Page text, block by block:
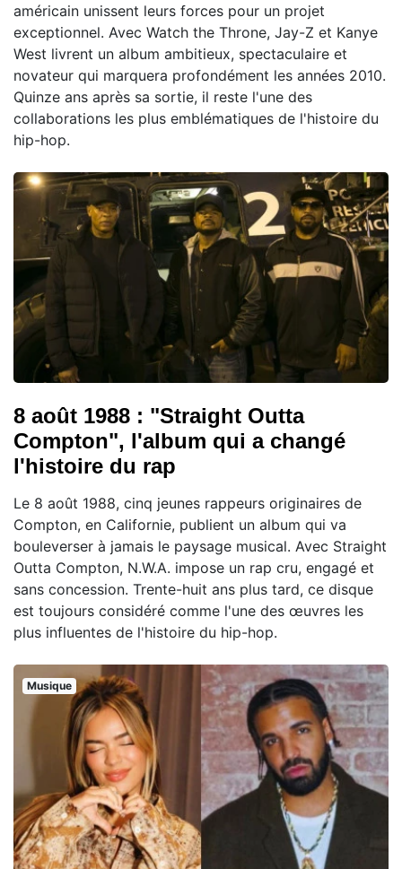
américain unissent leurs forces pour un projet
exceptionnel. Avec Watch the Throne, Jay-Z et Kanye
West livrent un album ambitieux, spectaculaire et
novateur qui marquera profondément les années 2010.
Quinze ans après sa sortie, il reste l'une des
collaborations les plus emblématiques de l'histoire du
hip-hop.
8 août 1988 : "Straight Outta
Compton", l'album qui a changé
l'histoire du rap
Le 8 août 1988, cinq jeunes rappeurs originaires de
Compton, en Californie, publient un album qui va
bouleverser à jamais le paysage musical. Avec Straight
Outta Compton, N.W.A. impose un rap cru, engagé et
sans concession. Trente-huit ans plus tard, ce disque
est toujours considéré comme l'une des œuvres les
plus influentes de l'histoire du hip-hop.
Musique